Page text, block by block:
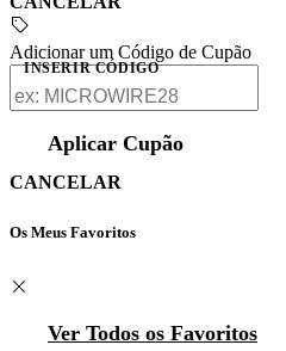
Adicionar um Código de Cupão
INSERIR CÓDIGO
Aplicar Cupão
CANCELAR
Os Meus Favoritos
Ver Todos os Favoritos